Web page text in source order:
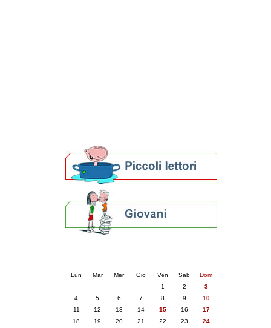
Lun Mar Mer Gio Ven Sab
Dom
1
2
3
4
5 6 7 8 9
10
11
12 13 14 15 16
17
18
19 20 21 22 23
24